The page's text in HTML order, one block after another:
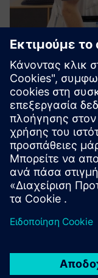
Patient
Επιτύχετε έναν
των ασθενών από
μετατρέποντας
χρόνο σε
μεγιστοποιώντας
Μάθετε